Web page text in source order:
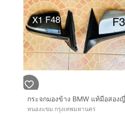
หนองแขม กรุงเทพมหานคร